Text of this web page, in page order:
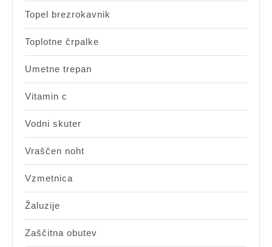
Topel brezrokavnik
Toplotne črpalke
Umetne trepan
Vitamin c
Vodni skuter
Vraščen noht
Vzmetnica
Žaluzije
Zaščitna obutev